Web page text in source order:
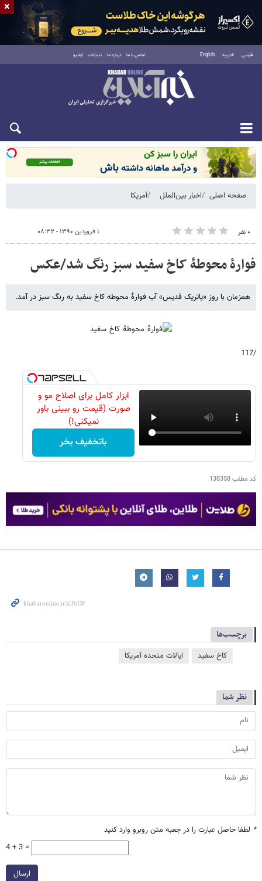
فارسی العربية English تماس با ما درباره ما تبلیغات آرشیو
شنبه ۱۷ مرداد ۱۴۰۵
صفحه اصلی اخبار بین‌الملل آمریکا
۰ نفر ۱ فروردین ۱۳۹۰ - ۰۸:۳۲
فوارۀ محوطۀ کاخ سفید سبز رنگ شد/عکس
همزمان با روز «پاتریک قدیس» آب فوارۀ محوطه کاخ سفید به رنگ سبز در آمد.
/117
ابزار کامل برای اصلاح مو و
صورت (قیمت رو ببینی باور
نمیکنی!)
باتخفیف بخر
کد مطلب138358
برچسب‌ها
کاخ سفید ایالات متحده آمریکا
نظر شما
* لطفا حاصل عبارت را در جعبه متن روبرو وارد کنید
4 + 3 =
ارسال
×